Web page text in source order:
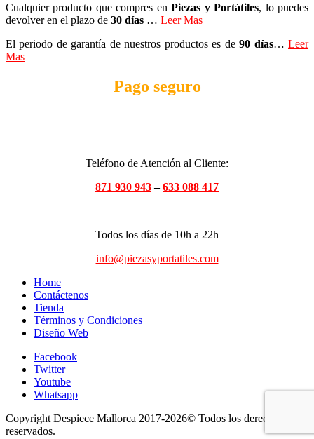
Cualquier producto que compres enPiezas y Portátiles, lo puedes
devolver en el plazo de 30 días … Leer Mas
El periodo de garantía de nuestros productos es de90 días…Leer
Mas
Pago seguro
Teléfono de Atención al Cliente:
871 930 943–633 088 417
Todos los días de 10h a 22h
info@piezasyportatiles.com
Home
Contáctenos
Tienda
Términos y Condiciones
Diseño Web
Facebook
Twitter
Youtube
Whatsapp
Copyright Despiece Mallorca 2017-2026© Todos los derechos
reservados.